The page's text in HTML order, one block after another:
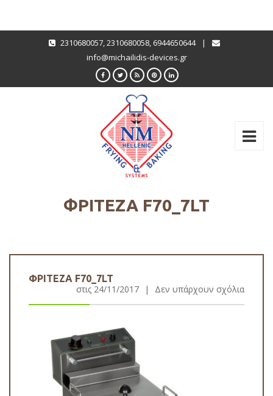
2310680057,2310680058, 6944650644
|
info@michailidis-devices.gr
ΦΡΙΤΕΖΑ F70_7LT
ΦΡΙΤΕΖΑ F70_7LT
στις 24/11/2017 | Δεν υπάρχουν σχόλια